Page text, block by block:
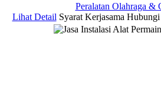
Peralatan Olahraga &
Lihat Detail Syarat Kerjasama